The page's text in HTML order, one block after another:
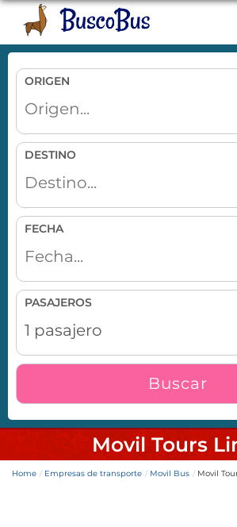
ORIGEN
DESTINO
FECHA
PASAJEROS
Buscar
Movil Tours
Home Empresas de transporte Movil Bus Movil